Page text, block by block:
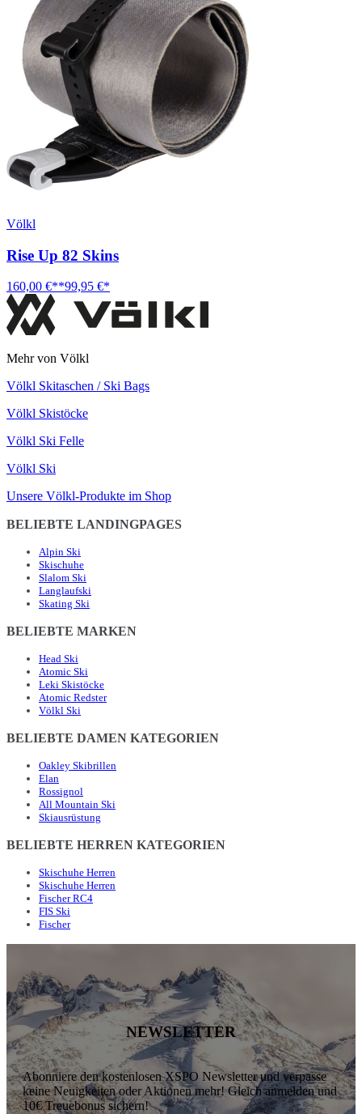
Völkl
Rise Up 82 Skins
160,00 €**99,95 €*
Mehr von Völkl
Völkl Skitaschen / Ski Bags
Völkl Skistöcke
Völkl Ski Felle
Völkl Ski
Unsere Völkl-Produkte im Shop
BELIEBTE LANDINGPAGES
Alpin Ski
Skischuhe
Slalom Ski
Langlaufski
Skating Ski
BELIEBTE MARKEN
Head Ski
Atomic Ski
Leki Skistöcke
Atomic Redster
Völkl Ski
BELIEBTE DAMEN KATEGORIEN
Oakley Skibrillen
Elan
Rossignol
All Mountain Ski
Skiausrüstung
BELIEBTE HERREN KATEGORIEN
Skischuhe Herren
Skischuhe Herren
Fischer RC4
FIS Ski
Fischer
NEWSLETTER
Abonniere den kostenlosen XSPO Newsletter und verpasse
keine Neuigkeiten oder Aktionen mehr! Gleich anmelden und
10€ Treuebonus sichern!